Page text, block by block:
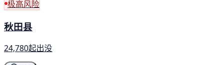
极高风险
秋田县
24,780起出没